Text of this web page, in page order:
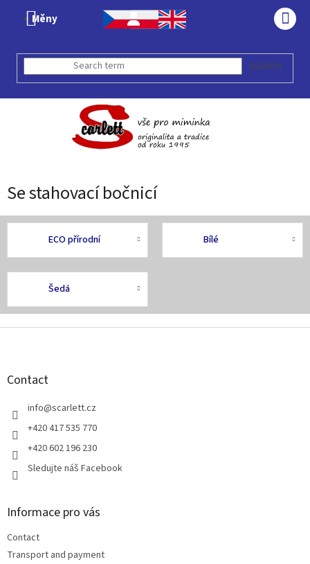
Měny
SEARCH
Se stahovací bočnicí
ECO přírodní Bílé
Šedá
F
Contact
info@scarlett.cz
+420 417 535 770
+420 602 196 230
Sledujte náš Facebook
Informace pro vás
Contact
Transport and payment